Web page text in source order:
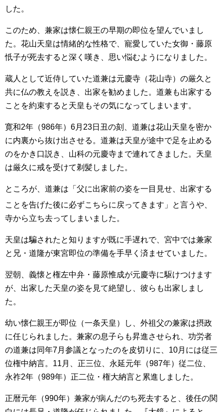
した。
このため、兼家は懐仁親王の早期の即位を望んでいまし
た。花山天皇は情緒的な性格で、寵愛していた女御・藤原
忯子が死去すると深く嘆き、思い悩むようになりました。
蔵人として近侍していた道兼は元慶寺（花山寺）の厳久と
共に仏の教えを説き、出家を勧めました。道兼も出家する
ことを約束すると天皇もその気になってしまいます。
寛和2年（986年）6月23日丑の刻、道兼は花山天皇を密か
に内裏から抜け出させる。道兼は天皇が途中で足を止める
のをかき口説き、山科の元慶寺まで連れてきました。天皇
は厳久に戒を受けて剃髪しました。
ところが、道兼は「父に出家前の姿を一目見せ、出家する
ことを告げた後に必ずこちらに戻ってきます 」と言うや、
寺から立ち去ってしまいました。
天皇は騙されたと知りますが既に手遅れで、宮中では兼家
と兄・道隆が東宮即位の準備を手早く済ませていました。
翌朝、義懐と権左中弁・藤原惟成が元慶寺に駆けつけます
が、出家した天皇の姿を見て絶望し、彼らも出家しまし
た。
幼い懐仁親王が即位（一条天皇）し、外祖父の兼家は摂政
に任じられました。兼家の息子らも昇進させられ、功労者
の道兼は同年7月参議となったのを皮切りに、10月には従三
位権中納言。11月、正三位、永延元年（987年）従二位、
永祚2年（989年）正二位・権大納言と累進しました。
正暦元年（990年）兼家が病んだのち死去すると、後任の関